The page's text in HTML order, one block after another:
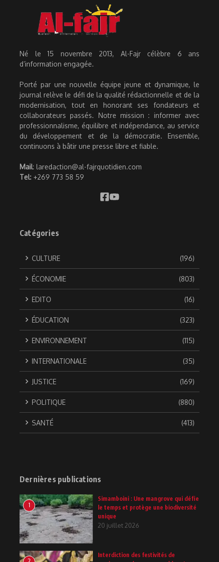
Né le 15 novembre 2013, Al-Fajr célèbre 6 ans
d’information engagée.
Porté par une nouvelle équipe jeune et dynamique, le
journal relève le défi de la qualité rédactionnelle et de la
modernisation, tout en honorant ses fondateurs et
collaborateurs passés. Notre mission : informer avec
professionnalisme, équilibre et indépendance, au service
du développement et de la démocratie. Ensemble,
continuons à bâtir une presse libre et fiable.
Mail: laredaction@al-fajrquotidien.com
Tel: +269 773 58 59
Catégories
CULTURE (196)
ÉCONOMIE (803)
EDITO (16)
ÉDUCATION (323)
ENVIRONNEMENT (115)
INTERNATIONALE (35)
JUSTICE (169)
POLITIQUE (880)
SANTÉ (413)
Dernières publications
1
Simamboini : Une mangrove qui défie
le temps et protège une biodiversité
unique
20 juillet 2026
Interdiction des festivités de